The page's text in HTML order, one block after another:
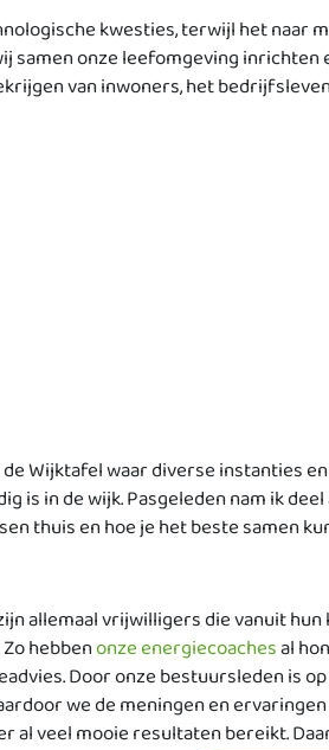
kwesties, terwijl het naar
samen onze leefomgeving
van inwoners, het
Wijktafel waar diverse instanties
in de wijk. Pasgeleden nam ik
thuis en hoe je het beste samen
allemaal vrijwilligers die vanuit
hebbenonze energiecoachesal
Door onze bestuursleden is
we de meningen en
al veel mooie resultaten bereikt.